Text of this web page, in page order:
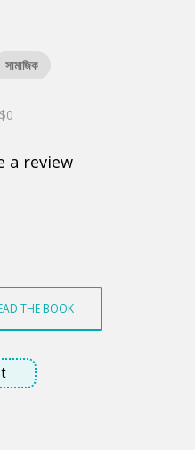
সামাজিক
$0
a review
THE BOOK